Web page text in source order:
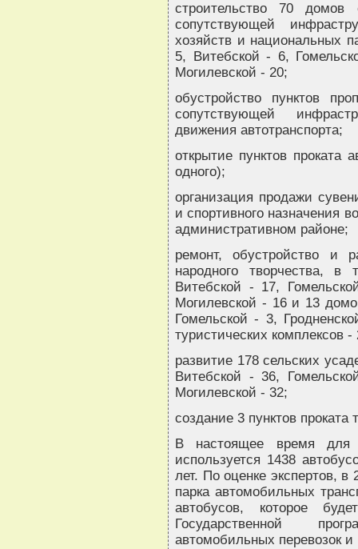
строительство 70 домов
сопутствующей
хозяйств и национальных
5, Витебской - 6,
Могилевской - 20;
обустройство пунктов
сопутствующей
движения автотранспорта;
открытие пунктов проката
одного);
организация продажи
и спортивного назначения
административном районе;
ремонт, обустройство и
народного творчества,
Витебской - 17,
Могилевской - 16 и 13
Гомельской - 3,
туристических комплексов -
развитие 178 сельских
Витебской - 36,
Могилевской - 32;
создание 3 пунктов проката
В настоящее время для
используется 1438
лет. По оценке экспертов, в
парка автомобильных
автобусов, которое
Государственной
автомобильных перевозок и